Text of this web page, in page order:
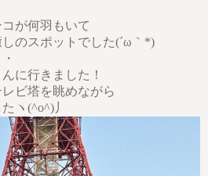
が何羽もいて
のスポットでした(´ω｀*)
に行きました！
ビ塔を眺めながら
ヽ(^o^)丿